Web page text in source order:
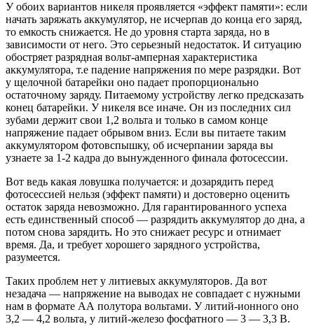
У обоих вариантов никеля проявляется «эффект памяти»: если
начать заряжать аккумулятор, не исчерпав до конца его заряд,
то емкость снижается. Не до уровня старта заряда, но в
зависимости от него. Это серьезный недостаток. И ситуацию
обостряет разрядная вольт-амперная характеристика
аккумулятора, т.е падение напряжения по мере разрядки. Вот
у щелочной батарейки оно падает пропорционально
остаточному заряду. Питаемому устройству легко предсказать
конец батарейки. У никеля все иначе. Он из последних сил
зубами держит свои 1,2 вольта и только в самом конце
напряжение падает обрывом вниз. Если вы питаете таким
аккумулятором фотовспышку, об исчерпании заряда вы
узнаете за 1-2 кадра до вынужденного финала фотосессии.
Вот ведь какая ловушка получается: и дозарядить перед
фотосессией нельзя (эффект памяти) и достоверно оценить
остаток заряда невозможно. Для гарантированного успеха
есть единственный способ — разрядить аккумулятор до дна, а
потом снова зарядить. Но это снижает ресурс и отнимает
время. Да, и требует хорошего зарядного устройства,
разумеется.
Таких проблем нет у литиевых аккумуляторов. Да вот
незадача — напряжение на выводах не совпадает с нужными
нам в формате АА полутора вольтами. У литий-ионного оно
3,2 — 4,2 вольта, у литий-железо фосфатного — 3 — 3,3 В.